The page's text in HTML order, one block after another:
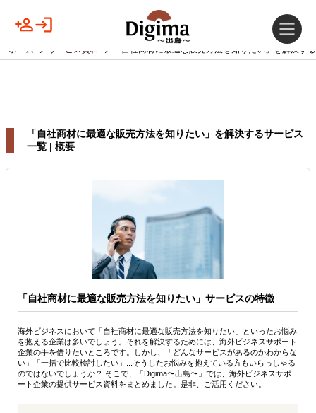
ホーム サービス資料 「自社商材に最適な販売方法を知りたい」を解決す
「自社商材に最適な販売方法を知りたい」を解決するサービス
一覧 | 概要
「自社商材に最適な販売方法を知りたい」サービスの特徴
海外ビジネスにおいて「自社商材に最適な販売方法を知りたい」といったお悩み
を抱える企業は多いでしょう。それを解決するためには、海外ビジネスサポート
企業の手を借りたいところです。しかし、「どんなサービスがあるのかわからな
い」「一括で比較検討したい」...そうしたお悩みを抱えている方もいらっしゃる
のではないでしょうか？ そこで、「Digima〜出島〜」では、海外ビジネスサポ
ート企業の提供サービス資料をまとめました。是非、ご活用ください。